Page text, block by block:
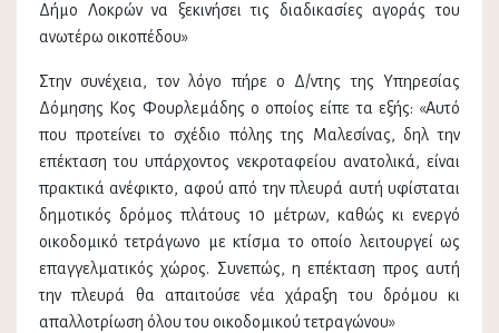
Δήμο Λοκρών να ξεκινήσει τις διαδικασίες αγοράς του
ανωτέρω οικοπέδου»
Στην συνέχεια, τον λόγο πήρε ο Δ/ντης της Υπηρεσίας
Δόμησης Κος Φουρλεμάδης ο οποίος είπε τα εξής: «Αυτό
που προτείνει το σχέδιο πόλης της Μαλεσίνας, δηλ την
επέκταση του υπάρχοντος νεκροταφείου ανατολικά, είναι
πρακτικά ανέφικτο, αφού από την πλευρά αυτή υφίσταται
δημοτικός δρόμος πλάτους 10 μέτρων, καθώς κι ενεργό
οικοδομικό τετράγωνο με κτίσμα το οποίο λειτουργεί ως
επαγγελματικός χώρος. Συνεπώς, η επέκταση προς αυτή
την πλευρά θα απαιτούσε νέα χάραξη του δρόμου κι
απαλλοτρίωση όλου του οικοδομικού τετραγώνου»